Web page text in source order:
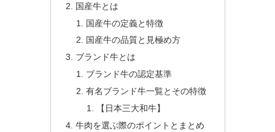
国産牛とは
国産牛の定義と特徴
国産牛の品質と見極め方
ブランド牛とは
ブランド牛の認定基準
有名ブランド牛一覧とその特徴
【日本三大和牛】
牛肉を選ぶ際のポイントとまとめ